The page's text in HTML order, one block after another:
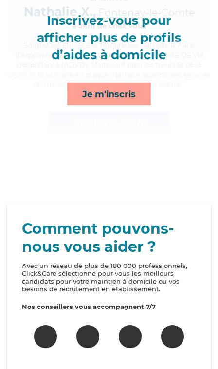
Inscrivez-vous pour
afficher plus de profils
d’aides à domicile
Je m'inscris
Nathalie X., Fontenay-le-Comte
à 5km de chez Vous
, efficace et rigoureuse, Nathalie a 7 ans
d'expérience et possède un diplôme d'Assistante De Vie
de ménage, repas, activités et lever/coucher*
Comment pouvons-
nous vous aider ?
Avec un réseau de plus de 180 000 professionnels,
Click&Care sélectionne pour vous les meilleurs
candidats pour votre maintien à domicile ou vos
besoins de recrutement en établissement.
Nos conseillers vous accompagnent 7/7